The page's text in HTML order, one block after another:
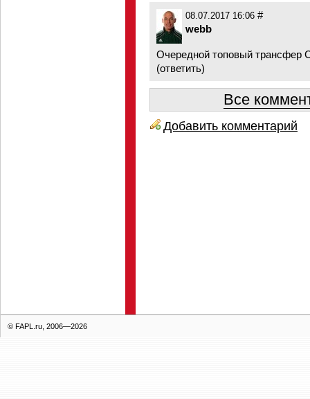
08.07.2017 16:06 #
webb
Очередной топовый трансфер
(ответить)
Все
Добавить комментарий
© FAPL.ru, 2006—2026